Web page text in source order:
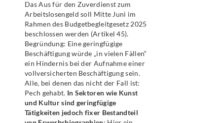
Das Aus für den Zuverdienst zum
Arbeitslosengeld soll Mitte Juni im
Rahmen des Budgetbegleitgesetz 2025
beschlossen werden (Artikel 45).
Begründung: Eine geringfügige
Beschäftigung würde „in vielen Fällen“
ein Hindernis bei der Aufnahme einer
vollversicherten Beschäftigung sein.
Alle, bei denen das nicht der Fall ist:
Pech gehabt. In Sektoren wie Kunst
und Kultur sind geringfügige
Tätigkeiten jedoch fixer Bestandteil